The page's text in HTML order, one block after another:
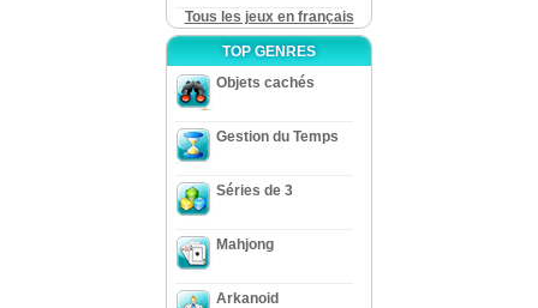
Tous les jeux en français
TOP GENRES
Objets cachés
Gestion du Temps
Séries de 3
Mahjong
Arkanoid